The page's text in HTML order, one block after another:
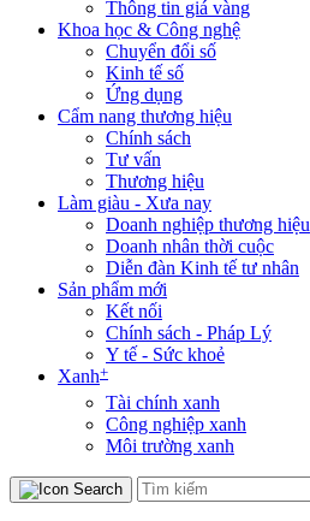
Thông tin giá vàng
Khoa học & Công nghệ
Chuyển đổi số
Kinh tế số
Ứng dụng
Cẩm nang thương hiệu
Chính sách
Tư vấn
Thương hiệu
Làm giàu - Xưa nay
Doanh nghiệp thương hiệu
Doanh nhân thời cuộc
Diễn đàn Kinh tế tư nhân
Sản phẩm mới
Kết nối
Chính sách - Pháp Lý
Y tế - Sức khoẻ
Xanh+
Tài chính xanh
Công nghiệp xanh
Môi trường xanh